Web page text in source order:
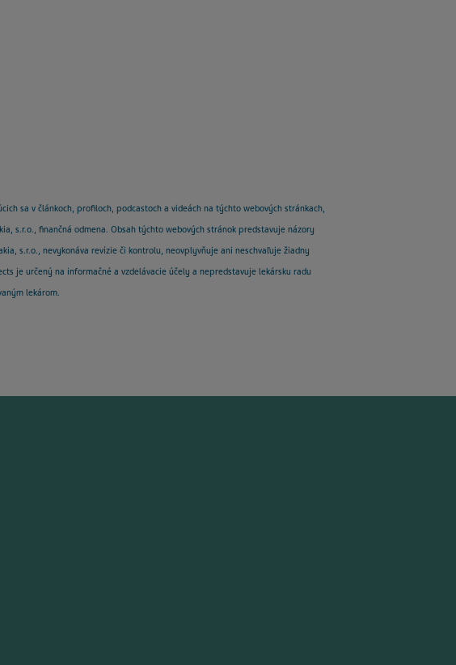
sa v článkoch, profiloch, podcastoch a videách na týchto webových stránkach,
s.r.o., finančná odmena. Obsah týchto webových stránok predstavuje názory
s.r.o., nevykonáva revízie či kontrolu, neovplyvňuje ani neschvaľuje žiadny
je určený na informačné a vzdelávacie účely a nepredstavuje lekársku radu
lekárom.